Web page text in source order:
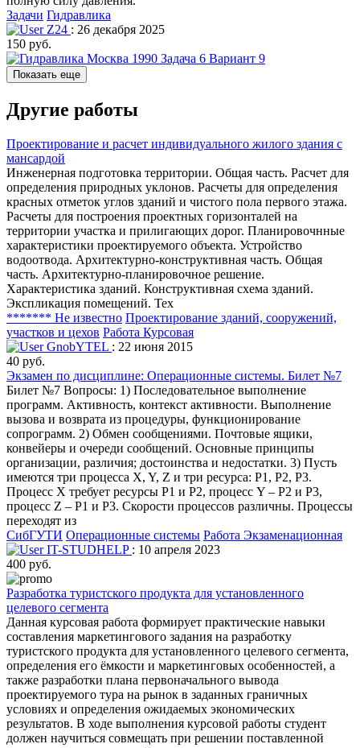
Задачи Гидравлика
Z24 : 26 декабря 2025
150 руб.
Показать еще
Другие работы
Проектирование и расчет индивидуального жилого здания с
мансардой
Инженерная подготовка территории. Общая часть. Расчет для
определения природных уклонов. Расчеты для определения
красных отметок углов зданий и чистого пола первого этажа.
Расчеты для построения проектных горизонталей на
территории участка и прилигающих дорог. Планировочнные
характеристики проектируемого объекта. Устройство
водоотвода. Архитектурно-конструктивная часть. Общая
часть. Архитектурно-планировочное решение.
Характеристика зданий. Конструктивная схема зданий.
Экспликация помещений. Тех
******* Не известно Проектирование зданий, сооружений,
участков и цехов Работа Курсовая
GnobYTEL : 22 июня 2015
40 руб.
Экзамен по дисциплине: Операционные системы. Билет №7
Билет №7 Вопросы: 1) Последовательное выполнение
программ. Активность, контекст активности. Выполнение
вызова и возврата из процедуры, функционирование
сопрограмм. 2) Обмен сообщениями. Почтовые ящики,
конвейеры и очереди сообщений. Основные принципы
организации, различия; достоинства и недостатки. 3) Пусть
имеются три процесса X, Y, Z и три ресурса: P1, P2, P3.
Процесс X требует ресурсы P1 и P2, процесс Y – P2 и P3,
процесс Z – P1 и P3. Скорости процессов различны. Процессы
переходят из
СибГУТИ Операционные системы Работа Экзаменационная
IT-STUDHELP : 10 апреля 2023
400 руб.
Разработка туристского продукта для установленного
целевого сегмента
Данная курсовая работа формирует практические навыки
составления маркетингового задания на разработку
туристского продукта для установленного целевого сегмента,
определения его ёмкости и маркетинговых особенностей, а
также разработки плана первоначального вывода
проектируемого тура на рынок в заданных граничных
условиях и определения ожидаемых экономических
результатов. В ходе выполнения курсовой работы студент
должен научиться совмещать при решении поставленной